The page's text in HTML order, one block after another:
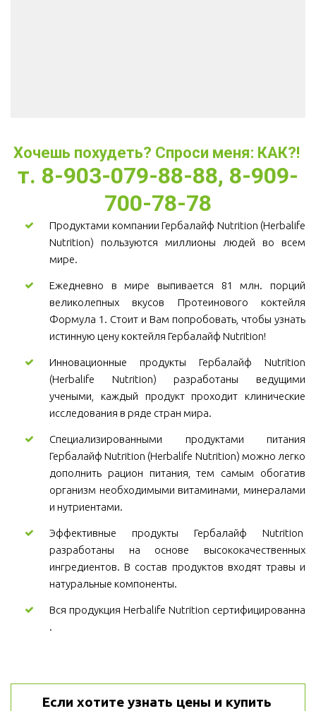
Хочешь похудеть? Спроси меня: КАК?!
т. 8-903-079-88-88, 8-909-
700-78-78
Продуктами компании Гербалайф Nutrition (Herbalife
Nutrition) пользуются миллионы людей во всем
мире.
Ежедневно в мире выпивается 81 млн. порций
великолепных вкусов Протеинового коктейля
Формула 1. Стоит и Вам попробовать, чтобы узнать
истинную цену коктейля Гербалайф Nutrition!
Инновационные продукты Гербалайф Nutrition
(Herbalife Nutrition) разработаны ведущими
учеными, каждый продукт проходит клинические
исследования в ряде стран мира.
Специализированными продуктами питания
Гербалайф Nutrition (Herbalife Nutrition) можно легко
дополнить рацион питания, тем самым обогатив
организм необходимыми витаминами, минералами
и нутриентами.
Эффективные продукты Гербалайф Nutrition
разработаны на основе высококачественных
ингредиентов. В состав продуктов входят травы и
натуральные компоненты.
Вся продукция Herbalife Nutrition сертифицированна
.
Если хотите узнать цены и купить